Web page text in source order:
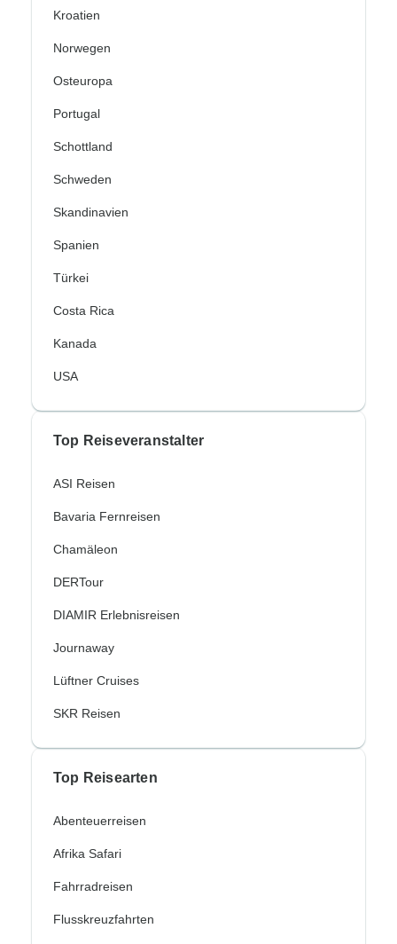
Kroatien
Norwegen
Osteuropa
Portugal
Schottland
Schweden
Skandinavien
Spanien
Türkei
Costa Rica
Kanada
USA
Top Reiseveranstalter
ASI Reisen
Bavaria Fernreisen
Chamäleon
DERTour
DIAMIR Erlebnisreisen
Journaway
Lüftner Cruises
SKR Reisen
Top Reisearten
Abenteuerreisen
Afrika Safari
Fahrradreisen
Flusskreuzfahrten